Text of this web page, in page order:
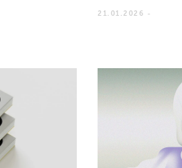
21.01.2026 -